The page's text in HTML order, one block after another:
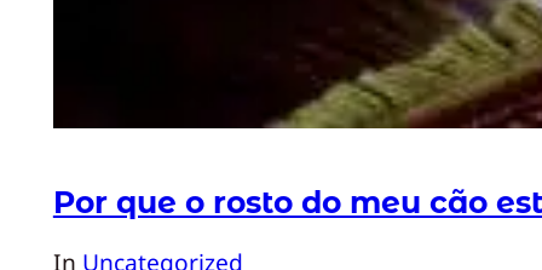
Por que o rosto do meu cão
In Uncategorized